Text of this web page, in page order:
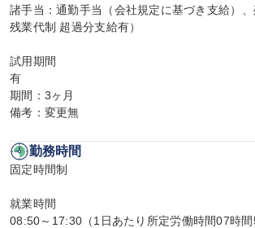
諸手当：通勤手当（会社規定に基づき支給）
残業代制 超過分支給有）
試用期間
有
期間：3ヶ月
備考：変更無
勤務時間
固定時間制
就業時間
08:50～17:30（1日あたり所定労働時間07時間